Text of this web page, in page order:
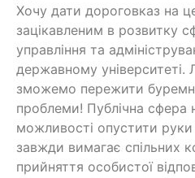
Хочу дати дороговказ на
зацікавленим в розвитку
управління та
державному
зможемо пережити
проблеми! Публічна сфера
можливості опустити
завжди вимагає спільних
прийняття особистої